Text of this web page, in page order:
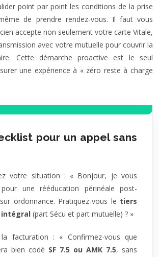
point par point les conditions de la prise
de prendre rendez-vous. Il faut vous
accepte non seulement votre carte Vitale,
avec votre mutuelle pour couvrir la
Cette démarche proactive est le seul
une expérience à « zéro reste à charge
pour un appel sans
votre situation : « Bonjour, je vous
pour une rééducation périnéale post-
ordonnance. Pratiquez-vous le tiers
(part Sécu et part mutuelle) ? »
la facturation : « Confirmez-vous que
bien codé SF 7.5 ou AMK 7.5, sans